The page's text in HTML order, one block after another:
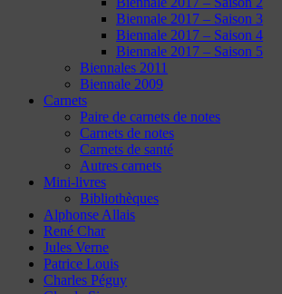
Biennale 2017 – Saison 3
Biennale 2017 – Saison 4
Biennale 2017 – Saison 5
Biennales 2011
Biennale 2009
Carnets
Paire de carnets de notes
Carnets de notes
Carnets de santé
Autres carnets
Mini-livres
Bibliothèques
Alphonse Allais
René Char
Jules Verne
Patrice Louis
Charles Péguy